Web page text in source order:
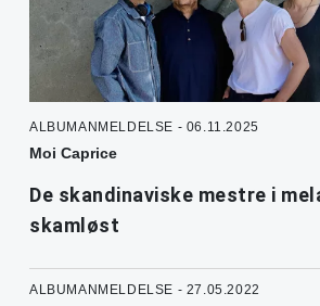
ALBUMANMELDELSE - 06.11.2025
Moi Caprice
De skandinaviske mestre i
skamløst
ALBUMANMELDELSE - 27.05.2022